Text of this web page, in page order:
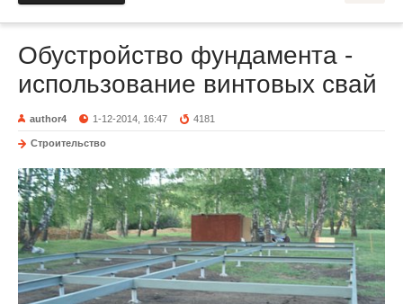
Обустройство фундамента -
использование винтовых свай
author4 1-12-2014, 16:47 4181
Строительство